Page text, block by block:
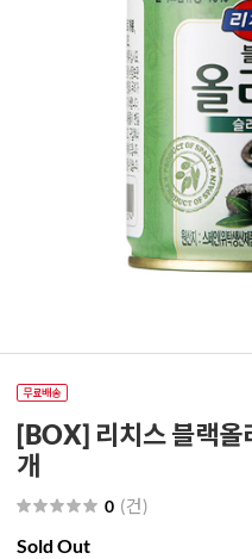
[BOX] 리치스 블랙
개
0 (건)
Sold Out